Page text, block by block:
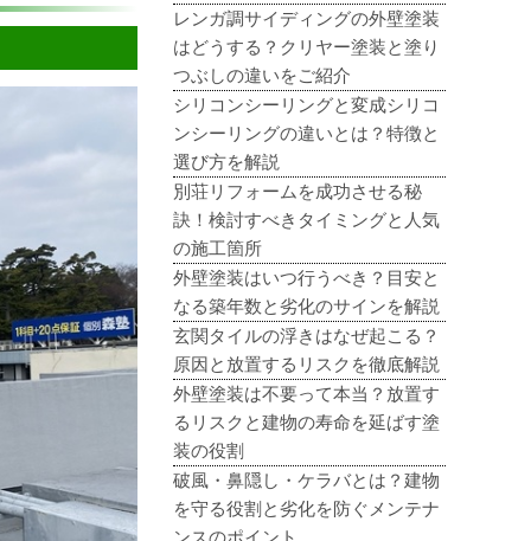
レンガ調サイディングの外壁塗装
はどうする？クリヤー塗装と塗り
つぶしの違いをご紹介
シリコンシーリングと変成シリコ
ンシーリングの違いとは？特徴と
選び方を解説
別荘リフォームを成功させる秘
訣！検討すべきタイミングと人気
の施工箇所
外壁塗装はいつ行うべき？目安と
なる築年数と劣化のサインを解説
玄関タイルの浮きはなぜ起こる？
原因と放置するリスクを徹底解説
外壁塗装は不要って本当？放置す
るリスクと建物の寿命を延ばす塗
装の役割
破風・鼻隠し・ケラバとは？建物
を守る役割と劣化を防ぐメンテナ